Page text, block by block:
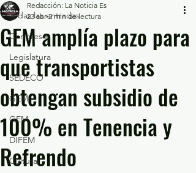
Todas las entradas
Congreso
Legislatura
SEDECO
GEM
GEM
DIFEM
Cultura
GEM amplía plazo para
que transportistas
obtengan subsidio de
100% en Tenencia y
Refrendo
Redacción: La Noticia Es
23 abr 2 min de lectura